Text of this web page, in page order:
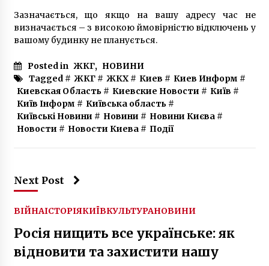
Зазначається, що якщо на вашу адресу час не
визначається – з високою ймовірністю відключень у
вашому будинку не планується.
Posted in ЖКГ, НОВИНИ
Tagged # ЖКГ# ЖКХ# Киев # Киев Информ #
Киевская Область# Киевские Новости # Київ #
Київ Інформ # Київська область#
Київські Новини # Новини # Новини Києва#
Новости # Новости Киева# Події
Next Post
ВІЙНАІСТОРІЯКИЇВКУЛЬТУРАНОВИНИ
​Росія нищить все українське: як
відновити та захистити нашу